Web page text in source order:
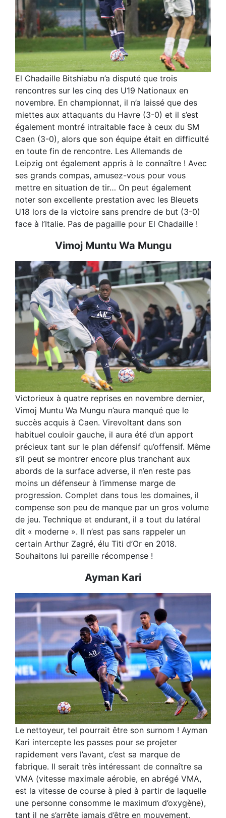
El Chadaille Bitshiabu n’a disputé que trois
rencontres sur les cinq des U19 Nationaux en
novembre. En championnat, il n’a laissé que des
miettes aux attaquants du Havre (3-0) et il s’est
également montré intraitable face à ceux du SM
Caen (3-0), alors que son équipe était en difficulté
en toute fin de rencontre. Les Allemands de
Leipzig ont également appris à le connaître ! Avec
ses grands compas, amusez-vous pour vous
mettre en situation de tir… On peut également
noter son excellente prestation avec les Bleuets
U18 lors de la victoire sans prendre de but (3-0)
face à l’Italie. Pas de pagaille pour El Chadaille !
Vimoj Muntu Wa Mungu
Victorieux à quatre reprises en novembre dernier,
Vimoj Muntu Wa Mungu n’aura manqué que le
succès acquis à Caen. Virevoltant dans son
habituel couloir gauche, il aura été d’un apport
précieux tant sur le plan défensif qu’offensif. Même
s’il peut se montrer encore plus tranchant aux
abords de la surface adverse, il n’en reste pas
moins un défenseur à l’immense marge de
progression. Complet dans tous les domaines, il
compense son peu de manque par un gros volume
de jeu. Technique et endurant, il a tout du latéral
dit « moderne ». Il n’est pas sans rappeler un
certain Arthur Zagré, élu Titi d’Or en 2018.
Souhaitons lui pareille récompense !
Ayman Kari
Le nettoyeur, tel pourrait être son surnom ! Ayman
Kari intercepte les passes pour se projeter
rapidement vers l’avant, c’est sa marque de
fabrique. Il serait très intéressant de connaître sa
VMA (vitesse maximale aérobie, en abrégé VMA,
est la vitesse de course à pied à partir de laquelle
une personne consomme le maximum d’oxygène),
tant il ne s’arrête jamais d’être en mouvement,